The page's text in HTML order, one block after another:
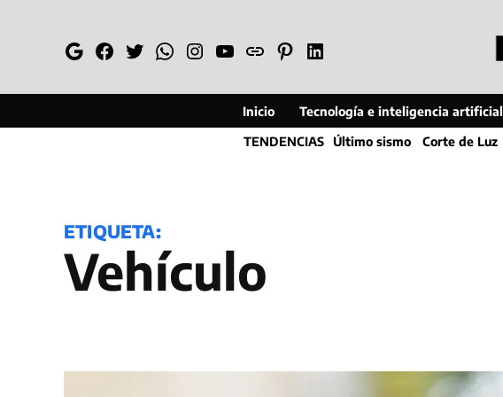
GoogleFacebook
TwitterWhatsapp
Instagram
YouTube
WebPinterestLinkedin
Inicio Tecnología e inteligencia artificial
TENDENCIAS Último sismo Corte de Luz
ETIQUETA:
vehículo